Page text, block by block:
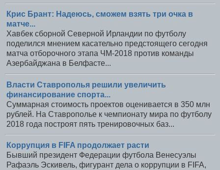
Крис Брант: Надеюсь, сможем взять три очка в
матче...
Хавбек сборной Северной Ирландии по футболу
поделился мнением касательно предстоящего сегодня
матча отборочного этапа ЧМ-2018 против команды
Азербайджана в Белфасте...
Власти Ставрополья решили увеличить
финансирование спорта...
Суммарная стоимость проектов оценивается в 350 млн
рублей. На Ставрополье к чемпионату мира по футболу
2018 года построят пять тренировочных баз...
Коррупция в FIFA продолжает расти
Бывший президент Федерации футбола Венесуэлы
Рафаэль Эскивель, фигурант дела о коррупции в FIFA,